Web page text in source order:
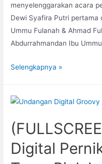
menyelenggarakan acara
Dewi Syafira Putri pertama
Ummu Fulanah & Ahmad
Abdurrahmandan Ibu
Undangan
Syari
Autumn
Leaves
Selengkapnya »
Digital